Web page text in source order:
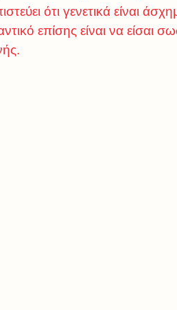
ότι γενετικά είναι
επίσης είναι να είσαι